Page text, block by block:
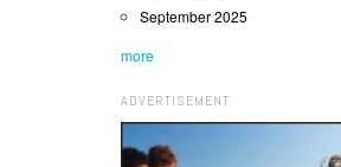
September 2025
more
ADVERTISEMENT